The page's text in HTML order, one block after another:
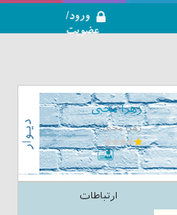
ورود/
عضویت
زهرا محبی
زهرا محبی
ارتباطات